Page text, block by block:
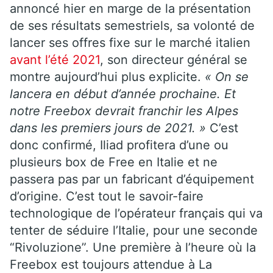
annoncé hier en marge de la présentation
de ses résultats semestriels, sa volonté de
lancer ses offres fixe sur le marché italien
avant l’été 2021, son directeur général se
montre aujourd’hui plus explicite. « On se
lancera en début d’année prochaine. Et
notre Freebox devrait franchir les Alpes
dans les premiers jours de 2021. » C’est
donc confirmé, Iliad profitera d’une ou
plusieurs box de Free en Italie et ne
passera pas par un fabricant d’équipement
d’origine. C’est tout le savoir-faire
technologique de l’opérateur français qui va
tenter de séduire l’Italie, pour une seconde
“Rivoluzione”. Une première à l’heure où la
Freebox est toujours attendue à La